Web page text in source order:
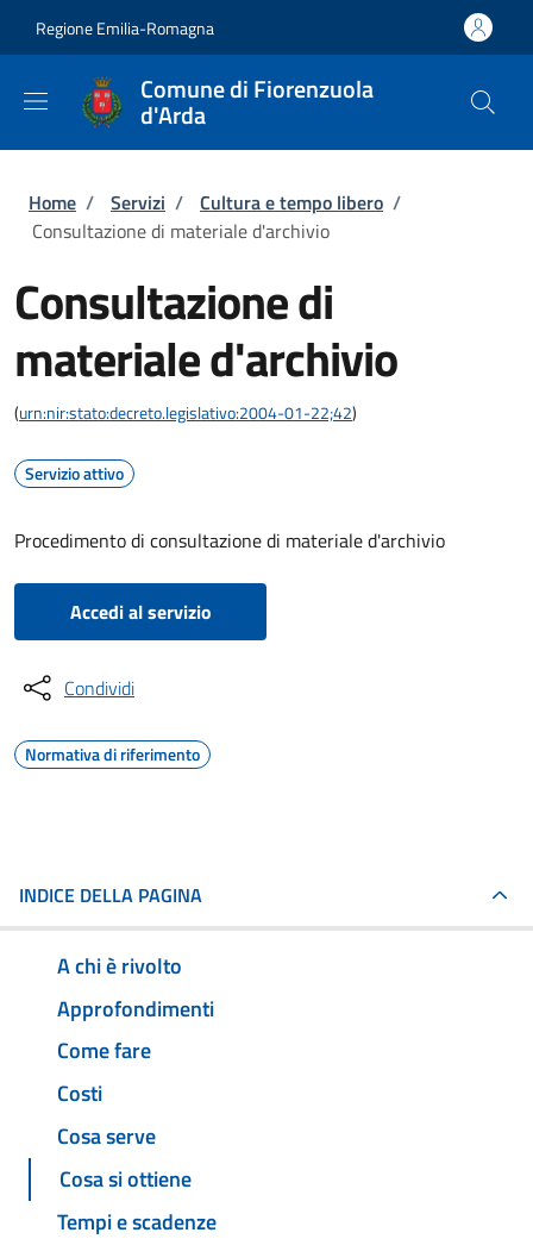
Regione Emilia-Romagna
Comune di Fiorenzuola
d'Arda
Briciole di pane
Home / Servizi / Cultura e tempo libero /
Consultazione di materiale d'archivio
Consultazione di
materiale d'archivio
(urn:nir:stato:decreto.legislativo:2004-01-22;42)
Servizio attivo
Procedimento di consultazione di materiale d'archivio
Accedi al servizio
Condividi
Normativa di riferimento
INDICE DELLA PAGINA
A chi è rivolto
Approfondimenti
Come fare
Costi
Cosa serve
Cosa si ottiene
Tempi e scadenze